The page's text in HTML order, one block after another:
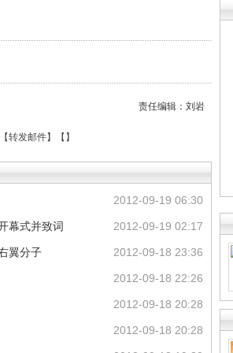
责任编辑：刘岩
转发邮件】【 】
2012-09-19 06:30
2012-09-19 02:17
幕式并致词
2012-09-18 23:36
翼分子
2012-09-18 22:26
2012-09-18 20:28
2012-09-18 20:28